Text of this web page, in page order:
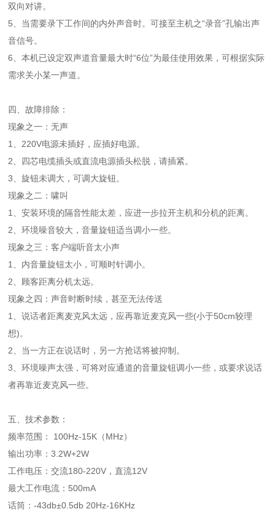
双向对讲。
5、当需要录下工作间的内外声音时。可接至主机之“录音”孔输出声
音信号。
6、本机已设定双声道音量最大时“6位”为最佳使用效果，可根据实际
需求关小某一声道。
四、故障排除：
现象之一：无声
1、220V电源未插好，应插好电源。
2、四芯电缆插头或直流电源插头松脱，请插紧。
3、旋钮未调大，可调大旋钮。
现象之二：啸叫
1、安装环境的隔音性能太差，应进一步拉开主机和分机的距离。
2、环境噪音较大，音量旋钮适当调小一些。
现象之三：客户端听音太小声
1、内音量旋钮太小，可顺时针调小。
2、顾客距离分机太远。
现象之四：声音时断时续，甚至无法传送
1、说话者距离麦克风太远，应再靠近麦克风一些(小于50cm较理
想)。
2、当一方正在说话时，另一方抢话将被抑制。
3、环境噪声太强，可将对应通道的音量旋钮调小一些，或要求说话
者再靠近麦克风一些。
五、技术参数：
频率范围： 100Hz-15K（MHz）
输出功率：3.2W+2W
工作电压：交流180-220V，直流12V
最大工作电流：500mA
话筒：-43db±0.5db 20Hz-16KHz